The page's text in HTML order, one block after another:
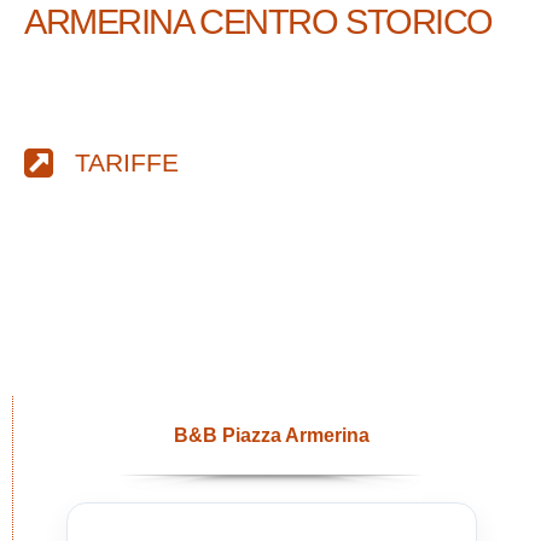
ARMERINA CENTRO STORICO
TARIFFE
B&B Piazza Armerina